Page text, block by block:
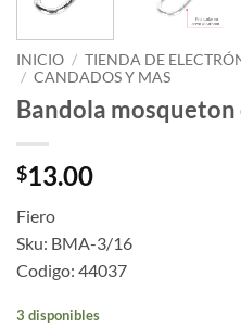
INICIO / TIENDA DE
/ CANDADOS Y MAS
Bandola
$13.00
Fiero
Sku: BMA-3/16
Codigo: 44037
3 disponibles